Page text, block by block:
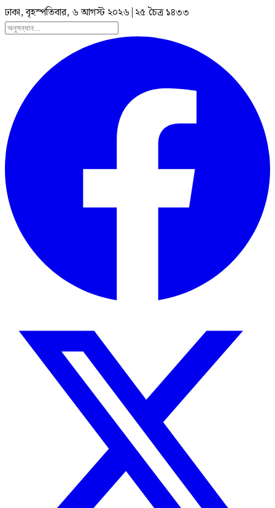
ঢাকা, বৃহস্পতিবার, ৬ আগস্ট ২০২৬ | ২৫ চৈত্র ১৪৩৩